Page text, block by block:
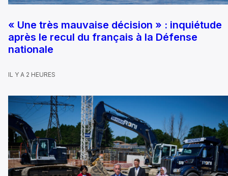
« Une très mauvaise décision » : inquiétude
après le recul du français à la Défense
nationale
IL Y A 2 HEURES